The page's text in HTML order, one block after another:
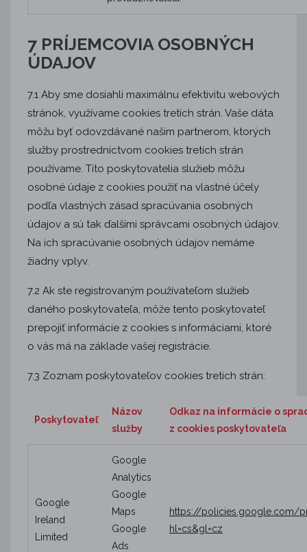
7 PRÍJEMCOVIA OSOBNÝCH
ÚDAJOV
7.1 Aby sme dosiahli maximálnu efektivitu webových
stránok, využívame cookies tretích strán. Vaše dáta
môžu byť odovzdávané našim partnerom, ktorých
služby prostredníctvom cookies tretích strán
používame. Títo poskytovatelia služieb môžu
osobné údaje z cookies použiť na vlastné účely
podľa vlastných zásad spracúvania osobných
údajov a sú tak ďalšími správcami osobných údajov.
Na ich spracúvanie osobných údajov nemáme
žiadny vplyv.
7.2 Ak ste registrovaným používateľom služieb
daného poskytovateľa, môže tento poskytovateľ
prepojiť informácie z cookies s informáciami, ktoré
o vás má na základe vašej registrácie.
7.3 Zoznam poskytovateľov cookies tretích strán:
Poskytovateľ
Názov
služby
Odkaz na informácie o
z cookies poskytovateľa
Google
Ireland
Limited
Google
Analytics
Google
Maps
Google
Ads
https://policies.google.com/
hl=cs&gl=cz